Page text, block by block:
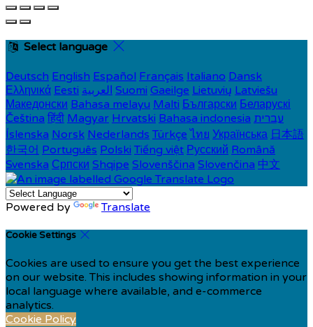
Select language
Deutsch English Español Français Italiano Dansk
Ελληνικά Eesti العربية Suomi Gaeilge Lietuvių Latviešu
Македонски Bahasa melayu Malti Български Беларускі
Čeština हिंदी Magyar Hrvatski Bahasa indonesia עברית
Íslenska Norsk Nederlands Türkçe ไทย Українська 日本語
한국어 Português Polski Tiếng việt Русский Română
Svenska Српски Shqipe Slovenščina Slovenčina 中文
Powered by Translate
Cookie Settings
Cookies are used to ensure you get the best experience
on our website. This includes showing information in your
local language where available, and e-commerce
analytics.
Cookie Policy